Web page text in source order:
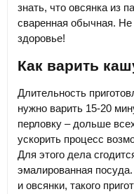
знать, что овсянка из
сваренная обычная.
здоровье!
Как варить
Длительность
нужно варить 15-20
перловку – дольше
ускорить процесс
Для этого дела
эмалированная
и овсянки, такого